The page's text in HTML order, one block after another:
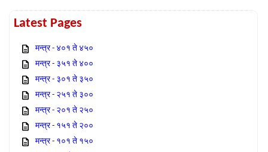
Latest Pages
मन्त्र - ४०१ ते ४५०
मन्त्र - ३५१ ते ४००
मन्त्र - ३०१ ते ३५०
मन्त्र - २५१ ते ३००
मन्त्र - २०१ ते २५०
मन्त्र - १५१ ते २००
मन्त्र - १०१ ते १५०